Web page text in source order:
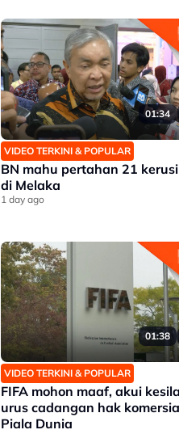
01:34
VIDEO TERKINI & POPULAR
BN mahu pertahan 21
di Melaka
1 day ago
01:38
VIDEO TERKINI & POPULAR
FIFA mohon maaf, akui
urus cadangan hak
Piala Dunia